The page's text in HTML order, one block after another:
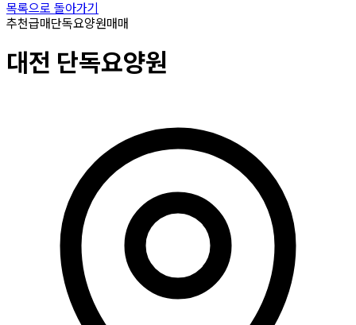
목록으로 돌아가기
추천급매단독요양원매매
대전 단독요양원